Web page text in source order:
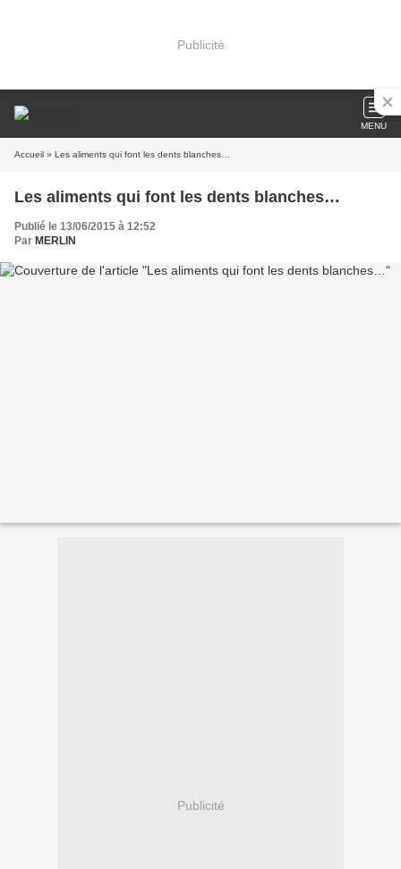
Publicité
MENU
Accueil » Les aliments qui font les dents blanches…
Les aliments qui font les dents blanches…
Publié le 13/06/2015 à 12:52
Par MERLIN
Publicité